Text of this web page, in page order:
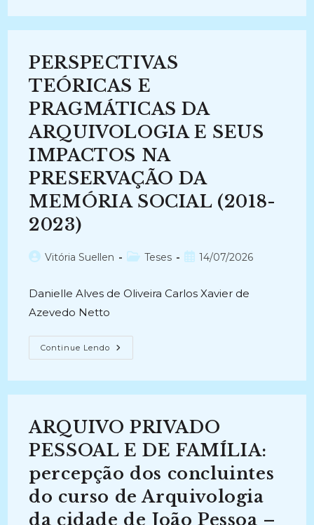
Práticas
De
Pescadores
(2013-
2017)
PERSPECTIVAS
TEÓRICAS E
PRAGMÁTICAS DA
ARQUIVOLOGIA E SEUS
IMPACTOS NA
PRESERVAÇÃO DA
MEMÓRIA SOCIAL (2018-
2023)
AutorVitória Suellen
Categoria
Teses
Post14/07/2026
Danielle Alves de Oliveira Carlos Xavier de
Azevedo Netto
Continue Lendo PERSPECTIVAS
TEÓRICAS
ARQUIVOLOGIA
IMPACTOS
NA
PRESERVAÇÃO
DA
MEMÓRIA
SOCIAL
(2018-
2023)
ARQUIVO PRIVADO
PESSOAL E DE FAMÍLIA:
percepção dos concluintes
do curso de Arquivologia
da cidade de João Pessoa –